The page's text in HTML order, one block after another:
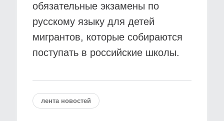
обязательные экзамены по
русскому языку для детей
мигрантов, которые собираются
поступать в российские школы.
лента новостей